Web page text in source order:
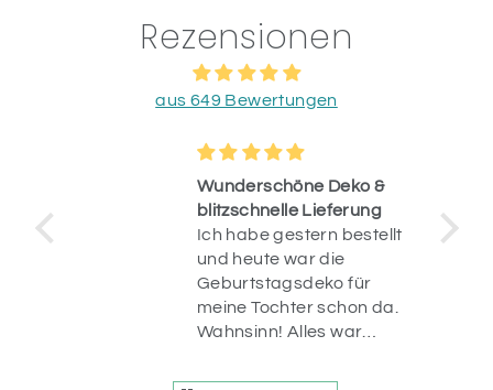
Rezensionen
aus 649 Bewertungen
Wunderschöne Deko &
blitzschnelle Lieferung
Ich habe gestern bestellt
und heute war die
Geburtstagsdeko für
meine Tochter schon da.
Wahnsinn! Alles war
die Artikel sind einfach